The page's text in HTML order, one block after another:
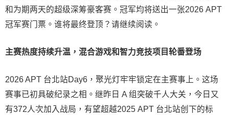
和为期两天的超级深筹豪客赛。冠军均将送出一张2026 APT
冠军赛门票。谁将最终登顶？请继续阅读。
主赛热度持续升温，混合游戏和智力竞技项目轮番登场
2026 APT 台北站Day6，聚光灯牢牢锁定在主赛事上。这场
赛事已初具破纪录之相。继昨日 A 组突破千人大关，今日又
有372人次加入战局，有望超越2025 APT 台北站创下的标